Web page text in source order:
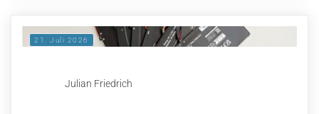
21. Juli 2026
Julian Friedrich